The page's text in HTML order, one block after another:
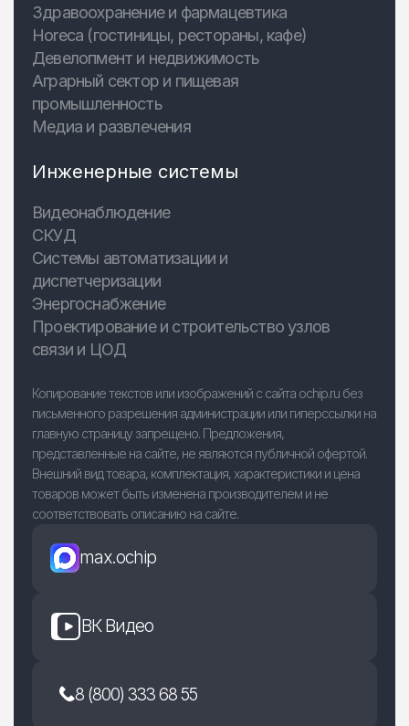
Здравоохранение и фармацевтика
Horeca (гостиницы, рестораны, кафе)
Девелопмент и недвижимость
Аграрный сектор и пищевая
промышленность
Медиа и развлечения
Инженерные системы
Видеонаблюдение
СКУД
Системы автоматизации и
диспетчеризации
Энергоснабжение
Проектирование и строительство узлов
связи и ЦОД
Копирование текстов или изображений с сайта ochip.ru без
письменного разрешения администрации или гиперссылки на
главную страницу запрещено. Предложения,
представленные на сайте, не являются публичной офертой.
Внешний вид товара, комплектация, характеристики и цена
товаров может быть изменена производителем и не
соответствовать описанию на сайте.
max.ochip
ВК Видео
8 (800) 333 68 55